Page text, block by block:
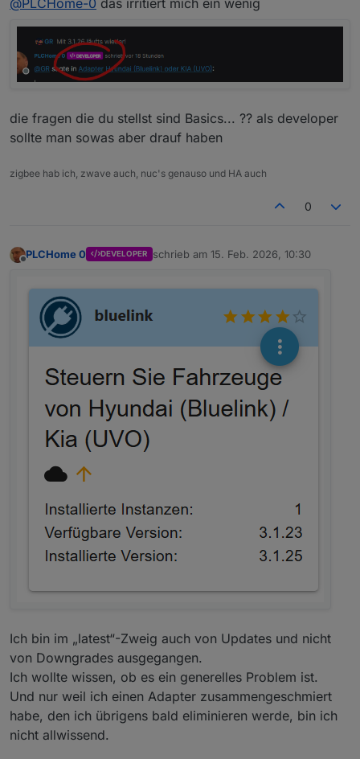
Bekommst du die im latest angeboten oder hast
du GitHub genommen?
@PLCHome-0 das irritiert mich ein wenig
die fragen die du stellst sind Basics... ?? als developer
sollte man sowas aber drauf haben
zigbee hab ich, zwave auch, nuc's genauso und HA auch
0
PLCHome 0 DEVELOPER schrieb am 15. Feb. 2026, 10:30
zuletzt editiert von
Ich bin im „latest“-Zweig auch von Updates und nicht
von Downgrades ausgegangen.
Ich wollte wissen, ob es ein generelles Problem ist.
Und nur weil ich einen Adapter zusammengeschmiert
habe, den ich übrigens bald eliminieren werde, bin ich
nicht allwissend.